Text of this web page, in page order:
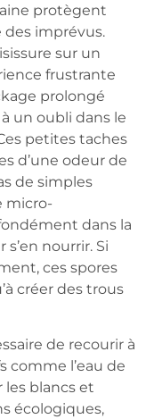
protègent
imprévus.
sur un
frustrante
prolongé
un oubli dans le
petites taches
d’une odeur de
de simples
micro-
dans la
nourrir. Si
ces spores
créer des trous
de recourir à
comme l’eau de
les blancs et
écologiques,